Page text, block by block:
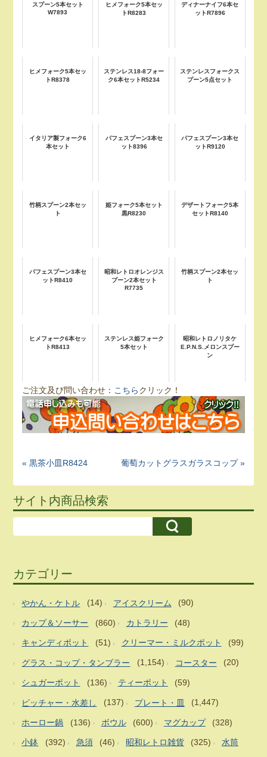
スプーン5本セット
W7893
ヒメフォーク5本セッ
トR8283
ディナーナイフ6本セ
ットR7896
ヒメフォーク5本セッ
トR8378
ステンレス18-8フォー
ク6本セットR5234
ステンレスフォークス
プーン5点セット
イタリア製フォーク6
本セット
パフェスプーン3本セ
ット8396
パフェスプーン3本セ
ットR9120
竹柄スプーン2本セッ
ト
姫フォーク5本セット
黒R8230
デザートフォーク5本
セットR8140
パフェスプーン3本セ
ットR8410
昭和レトロオレンジス
プーン2本セット
R7735
竹柄スプーン2本セッ
ト
ヒメフォーク6本セッ
トR8413
ステンレス姫フォーク
5本セット
昭和レトロノリタケ
E.P.N.S.メロンスプー
ン
ご注文及び問い合わせ： こちらクリック！
« 黒茶小皿R8424 葡萄カットグラスガラスコップ »
サイト内商品検索
カテゴリー
やかん・ケトル (14) アイスクリーム (90)
カップ＆ソーサー (860) カトラリー (48)
キャンディポット (51) クリーマー・ミルクポット (99)
グラス・コップ・タンブラー (1,154) コースター (20)
シュガーポット (136) ティーポット (59)
ピッチャー・水差し (137) プレート・皿 (1,447)
ホーロー鍋 (136) ボウル (600) マグカップ (328)
小鉢 (392) 急須 (46) 昭和レトロ雑貨 (325) 水筒